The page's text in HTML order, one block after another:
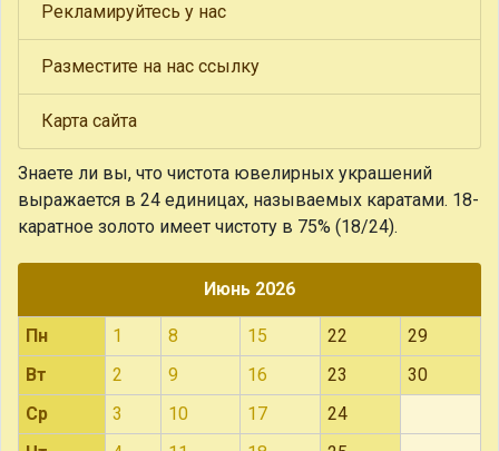
Рекламируйтесь у нас
Разместите на нас ссылку
Карта сайта
Знаете ли вы, что чистота ювелирных украшений
выражается в 24 единицах, называемых каратами. 18-
каратное золото имеет чистоту в 75% (18/24).
Июнь 2026
Пн 1 8 15 22
29
Вт
2 9 16 23
30
Ср
3 10 17
24